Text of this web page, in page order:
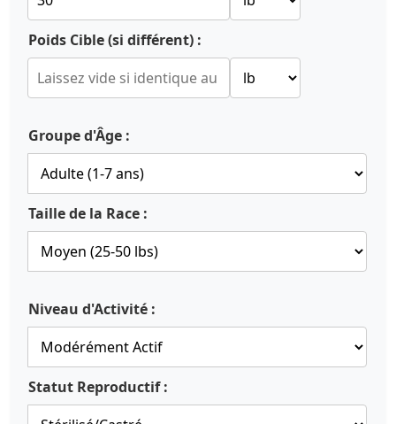
Poids Cible (si différent) :
Groupe d'Âge :
Taille de la Race :
Niveau d'Activité :
Statut Reproductif :